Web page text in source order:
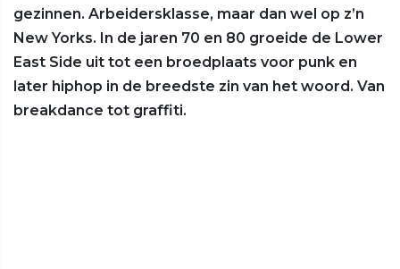
gezinnen. Arbeidersklasse, maar dan wel op z’n
New Yorks. In de jaren 70 en 80 groeide de Lower
East Side uit tot een broedplaats voor punk en
later hiphop in de breedste zin van het woord. Van
breakdance tot graffiti.